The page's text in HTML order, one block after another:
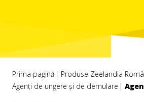
Prima pagină
Produse Zeelandia
Agenți de ungere și de demulare